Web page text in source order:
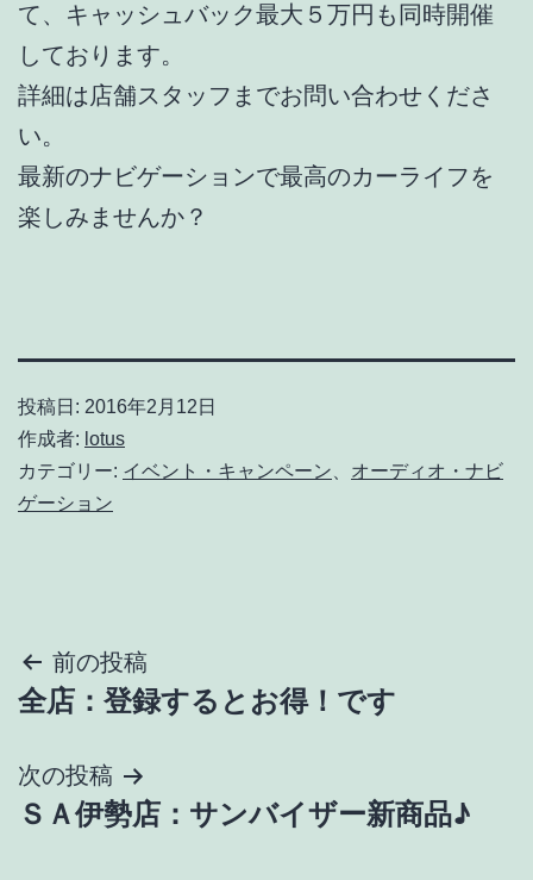
て、キャッシュバック最大５万円も同時開催
しております。
詳細は店舗スタッフまでお問い合わせくださ
い。
最新のナビゲーションで最高のカーライフを
楽しみませんか？
投稿日: 2016年2月12日
作成者: lotus
カテゴリー: イベント・キャンペーン
オーディオ・ナビ
ゲーション
投
稿
ナ
ビ
前の投稿
全店：登録するとお得！です
次の投稿
ＳＡ伊勢店：サンバイザー新商品♪